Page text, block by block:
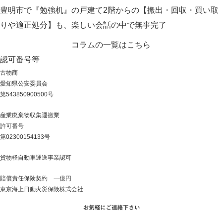
豊明市で『勉強机』の戸建て2階からの【搬出・回収・買い取
りや適正処分】も、楽しい会話の中で無事完了
コラムの一覧はこちら
認可番号等
古物商
愛知県公安委員会
第543850900500号
産業廃棄物収集運搬業
許可番号
第02300154133号
貨物軽自動車運送事業認可
賠償責任保険契約 一億円
東京海上日動火災保険株式会社